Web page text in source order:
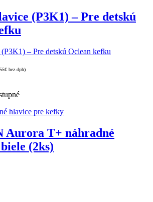
(P3K1) – Pre detskú
– Pre detskú Oclean kefku
€ bez dph)
hlavice pre kefky
Aurora T+ náhradné
(2ks)